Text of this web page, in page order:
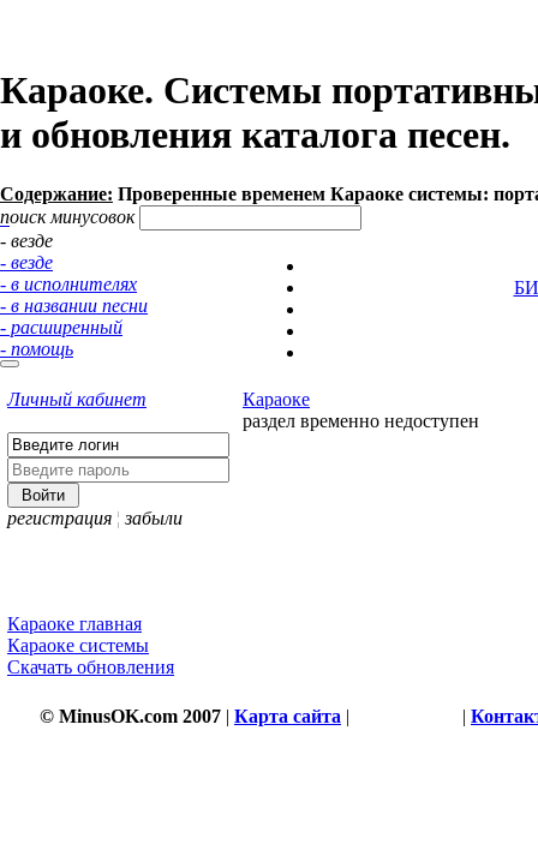
Караоке. Системы
и обновления каталога песен.
Содержание: Проверенные временем Караоке системы:
поиск минусовок
- везде
- везде
- в исполнителях
- в названии песни
- расширенный
- помощь
Личный кабинет
регистрация ¦ забыли
Караоке главная
Караоке системы
Скачать обновления
Караоке
раздел временно недоступен
© MinusOK.com 2007 | Карта сайта | |